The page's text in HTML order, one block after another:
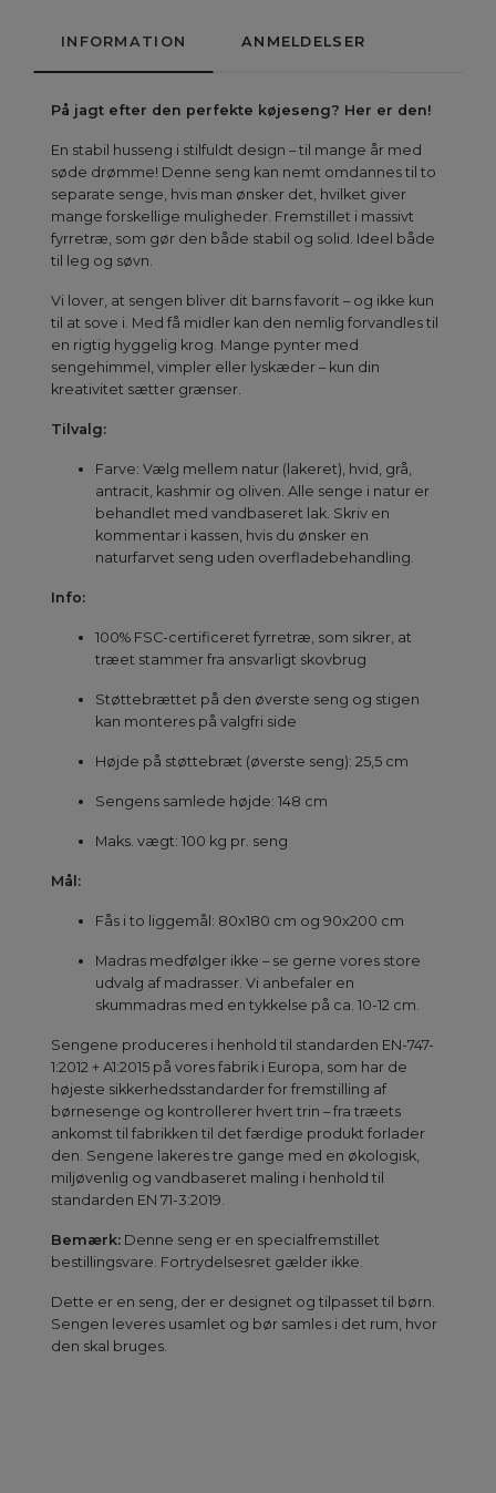
INFORMATION ANMELDELSER
På jagt efter den perfekte køjeseng? Her er den!
En stabil husseng i stilfuldt design – til mange år med
søde drømme! Denne seng kan nemt omdannes til to
separate senge, hvis man ønsker det, hvilket giver
mange forskellige muligheder. Fremstillet i massivt
fyrretræ, som gør den både stabil og solid. Ideel både
til leg og søvn.
Vi lover, at sengen bliver dit barns favorit – og ikke kun
til at sove i. Med få midler kan den nemlig forvandles til
en rigtig hyggelig krog. Mange pynter med
sengehimmel, vimpler eller lyskæder – kun din
kreativitet sætter grænser.
Tilvalg:
Farve: Vælg mellem natur (lakeret), hvid, grå,
antracit, kashmir og oliven. Alle senge i natur er
behandlet med vandbaseret lak. Skriv en
kommentar i kassen, hvis du ønsker en
naturfarvet seng uden overfladebehandling.
Info:
100% FSC-certificeret fyrretræ, som sikrer, at
træet stammer fra ansvarligt skovbrug
Støttebrættet på den øverste seng og stigen
kan monteres på valgfri side
Højde på støttebræt (øverste seng): 25,5 cm
Sengens samlede højde: 148 cm
Maks. vægt: 100 kg pr. seng
Mål:
Fås i to liggemål: 80x180 cm og 90x200 cm
Madras medfølger ikke – se gerne vores store
udvalg af madrasser. Vi anbefaler en
skummadras med en tykkelse på ca. 10-12 cm.
Sengene produceres i henhold til standarden EN-747-
1:2012 + A1:2015 på vores fabrik i Europa, som har de
højeste sikkerhedsstandarder for fremstilling af
børnesenge og kontrollerer hvert trin – fra træets
ankomst til fabrikken til det færdige produkt forlader
den. Sengene lakeres tre gange med en økologisk,
miljøvenlig og vandbaseret maling i henhold til
standarden EN 71-3:2019.
Bemærk: Denne seng er en specialfremstillet
bestillingsvare. Fortrydelsesret gælder ikke.
Dette er en seng, der er designet og tilpasset til børn.
Sengen leveres usamlet og bør samles i det rum, hvor
den skal bruges.